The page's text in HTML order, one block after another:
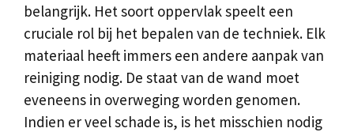
belangrijk. Het soort oppervlak speelt een
cruciale rol bij het bepalen van de techniek. Elk
materiaal heeft immers een andere aanpak van
reiniging nodig. De staat van de wand moet
eveneens in overweging worden genomen.
Indien er veel schade is, is het misschien nodig